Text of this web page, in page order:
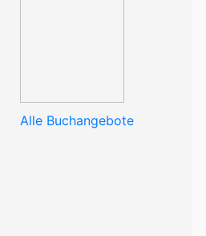
Alle Buchangebote